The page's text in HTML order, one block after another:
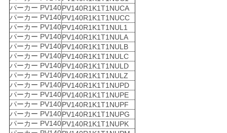
パーカー PV140PV140R1K1T1NUCA
パーカー PV140PV140R1K1T1NUCC
パーカー PV140PV140R1K1T1NUL1
パーカー PV140PV140R1K1T1NULA
パーカー PV140PV140R1K1T1NULB
パーカー PV140PV140R1K1T1NULC
パーカー PV140PV140R1K1T1NULD
パーカー PV140PV140R1K1T1NULZ
パーカー PV140PV140R1K1T1NUPD
パーカー PV140PV140R1K1T1NUPE
パーカー PV140PV140R1K1T1NUPF
パーカー PV140PV140R1K1T1NUPG
パーカー PV140PV140R1K1T1NUPK